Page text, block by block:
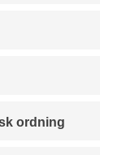
ordning